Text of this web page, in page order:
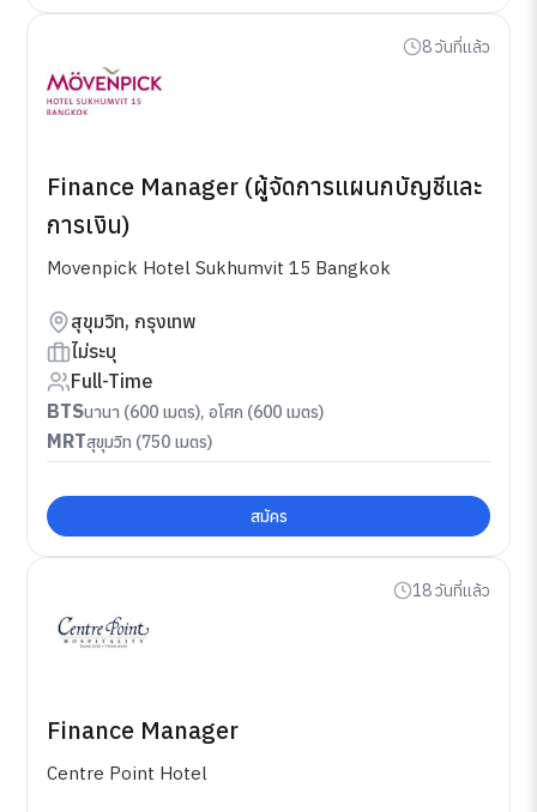
8 วันที่แล้ว
Finance Manager (ผู้จัดการแผนกบัญชีและ
การเงิน)
Movenpick Hotel Sukhumvit 15 Bangkok
สุขุมวิท, กรุงเทพ
ไม่ระบุ
Full-Time
BTSนานา (600 เมตร), อโศก (600 เมตร)
MRTสุขุมวิท (750 เมตร)
สมัคร
18 วันที่แล้ว
Finance Manager
Centre Point Hotel